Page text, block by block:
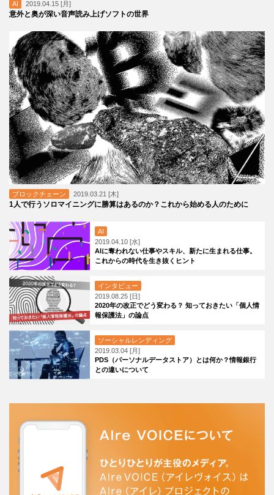
AI 2019.04.15 [月]
意外と奥が深い音声読み上げソフトの世界
ブロックチェーン 2019.03.21 [木]
1人で行うソロマイニングに勝算はあるのか？これから始める人のために
AI
2019.04.10 [水]
AIに奪われない仕事やスキル、新たに生まれる仕事。
これからの時代を生き抜くヒント
インタビュー
2019.08.25 [日]
2020年の改正でどう変わる？ 知っておきたい「個人情
報保護法」の論点
ソーシャルレンディング
2019.03.04 [月]
PDS（パーソナルデータストア）とは何か？情報銀行
との違いについて